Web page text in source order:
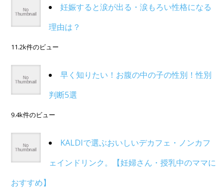
妊娠すると涙が出る・涙もろい性格になる
理由は？
11.2k件のビュー
早く知りたい！お腹の中の子の性別！性別
判断5選
9.4k件のビュー
KALDIで選ぶおいしいデカフェ・ノンカフ
ェインドリンク。【妊婦さん・授乳中のママに
おすすめ】